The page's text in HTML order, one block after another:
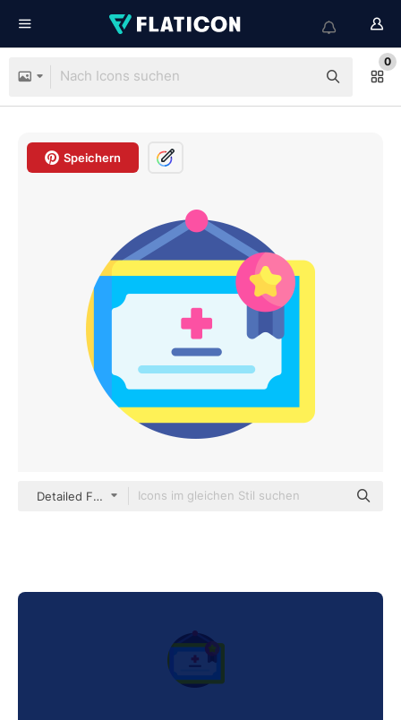
0
Speichern
Detailed Flat Circular Flat